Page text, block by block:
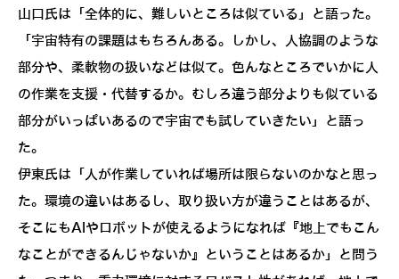
山口氏は「全体的に、難しいところは似ている」と語った。
「宇宙特有の課題はもちろんある。しかし、人協調のような
部分や、柔軟物の扱いなどは似て。色んなところでいかに人
の作業を支援・代替するか。むしろ違う部分よりも似ている
部分がいっぱいあるので宇宙でも試していきたい」と語っ
た。
伊東氏は「人が作業していれば場所は限らないのかなと思っ
た。環境の違いはあるし、取り扱い方が違うことはあるが、
そこにもAIやロボットが使えるようになれば『地上でもこん
なことができるんじゃないか』ということはあるか」と問う